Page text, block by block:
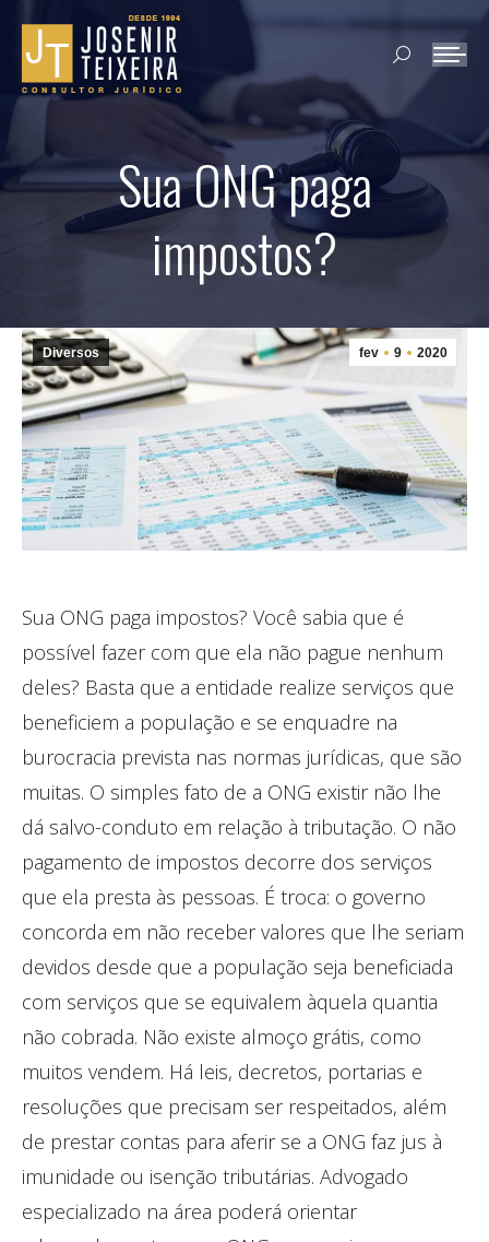
Search:
Sua ONG paga
impostos?
fev 9 2020
Diversos
Sua ONG paga impostos? Você sabia que é
possível fazer com que ela não pague nenhum
deles? Basta que a entidade realize serviços que
beneficiem a população e se enquadre na
burocracia prevista nas normas jurídicas, que são
muitas. O simples fato de a ONG existir não lhe
dá salvo-conduto em relação à tributação. O não
pagamento de impostos decorre dos serviços
que ela presta às pessoas. É troca: o governo
concorda em não receber valores que lhe seriam
devidos desde que a população seja beneficiada
com serviços que se equivalem àquela quantia
não cobrada. Não existe almoço grátis, como
muitos vendem. Há leis, decretos, portarias e
resoluções que precisam ser respeitados, além
de prestar contas para aferir se a ONG faz jus à
imunidade ou isenção tributárias. Advogado
especializado na área poderá orientar